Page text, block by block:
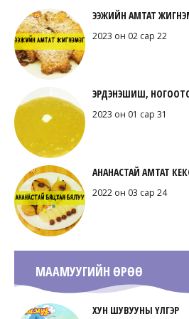
ЭЭЖИЙН АМТАТ
2023 он 02 сар 22
ЭРДЭНЭШИШ,
2023 он 01 сар 31
АНАНАСТАЙ АМТАТ
2022 он 03 сар 24
МААМУУГИЙН ӨРӨӨ
ХУН ШУВУУНЫ ҮЛГЭР